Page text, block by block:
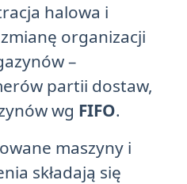
halowa i
organizacji
–
partii dostaw,
wg FIFO.
maszyny i
składają się